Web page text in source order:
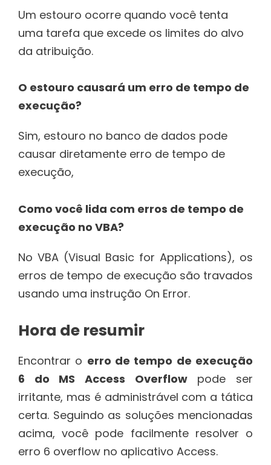
Um estouro ocorre quando você tenta
uma tarefa que excede os limites do alvo
da atribuição.
O estouro causará um erro de tempo de
execução?
Sim, estouro no banco de dados pode
causar diretamente erro de tempo de
execução,
Como você lida com erros de tempo de
execução no VBA?
No VBA (Visual Basic for Applications), os
erros de tempo de execução são travados
usando uma instrução On Error.
Hora de resumir
Encontrar o erro de tempo de execução
6 do MS Access Overflowpode ser
irritante, mas é administrável com a tática
certa. Seguindo as soluções mencionadas
acima, você pode facilmente resolver o
erro 6 overflow no aplicativo Access.